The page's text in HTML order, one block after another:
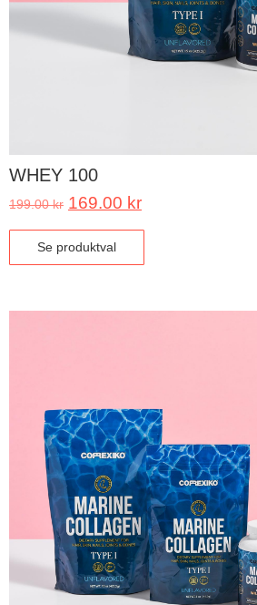
WHEY 100
199.00kr 169.00 kr
Se produktval